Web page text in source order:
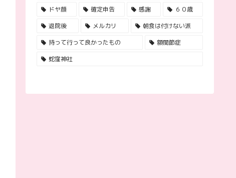
ドヤ顔
確定申告 感謝
６０歳
退院後
メルカリ
朝食は付けない派
持って行って良かったもの
額関節症
蛇窪神社